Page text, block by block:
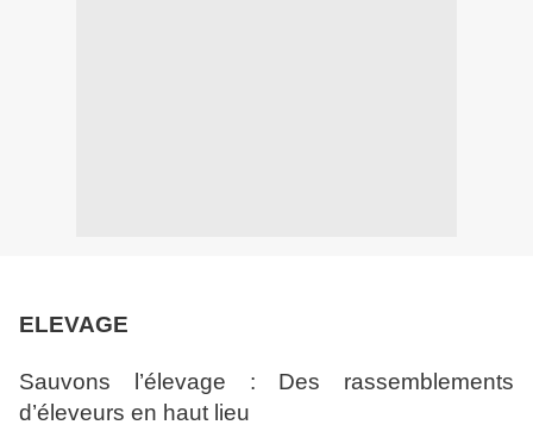
ELEVAGE
Sauvons l’élevage : Des rassemblements
d’éleveurs en haut lieu